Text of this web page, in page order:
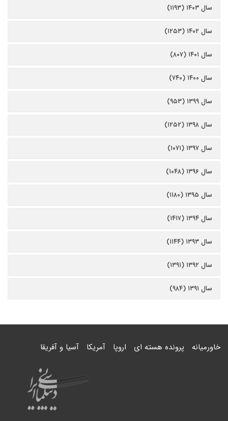
سال ۱۴۰۳ (۱۱۹۳)
سال ۱۴۰۲ (۱۲۵۳)
سال ۱۴۰۱ (۸۰۷)
سال ۱۴۰۰ (۷۴۰)
سال ۱۳۹۹ (۹۵۳)
سال ۱۳۹۸ (۱۲۵۲)
سال ۱۳۹۷ (۱۰۷۱)
سال ۱۳۹۶ (۱۰۴۸)
سال ۱۳۹۵ (۱۱۸۰)
سال ۱۳۹۴ (۱۴۱۷)
سال ۱۳۹۳ (۱۱۴۴)
سال ۱۳۹۲ (۱۳۹۱)
سال ۱۳۹۱ (۹۸۴)
خاورمیانه پرونده هسته ای اروپا آمریکا آسیا و آفریقا